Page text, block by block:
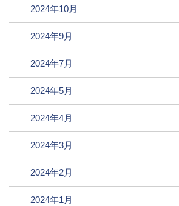
2024年10月
2024年9月
2024年7月
2024年5月
2024年4月
2024年3月
2024年2月
2024年1月